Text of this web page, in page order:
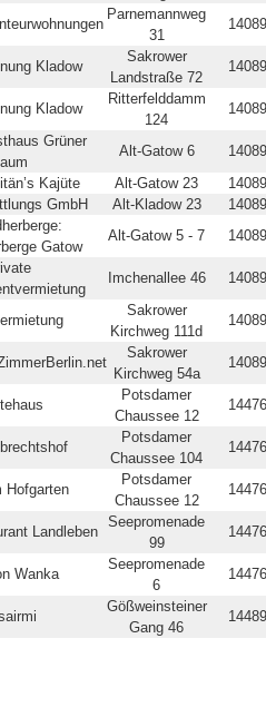
Parnemannweg
31
14089
Kladow
Sakrower
Landstraße 72
14089
Kladow
Ritterfelddamm
124
14089
Grüner
Alt-Gatow 6
14089
Kajüte Alt-Gatow 23
14089
GmbH Alt-Kladow 23
14089
Gatow
Alt-Gatow 5 - 7 14089
Imchenallee 46 14089
Sakrower
Kirchweg 111d
14089
Sakrower
Kirchweg 54a
14089
Potsdamer
Chaussee 12
14476
Potsdamer
Chaussee 104
14476
Hofgarten
Potsdamer
Chaussee 12
14476
Landleben
Seepromenade
99
14476
Wanka
Seepromenade
6
14476
Gößweinsteiner
Gang 46
14489